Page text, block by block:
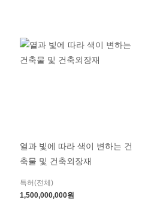
열과 빛에 따라 색이 변하는 건
축물 및 건축외장재
특허(전체)
1,500,000,000원